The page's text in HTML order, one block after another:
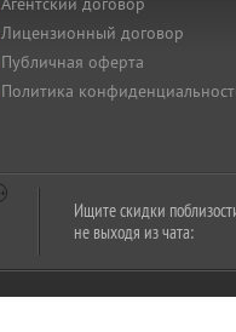
Лицензионный договор
Публичная оферта
Политика
Ищите скидки
не выходя из чата: